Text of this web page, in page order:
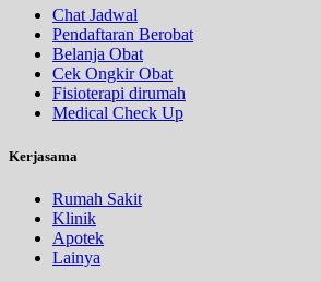
Chat Jadwal
Pendaftaran Berobat
Belanja Obat
Cek Ongkir Obat
Fisioterapi dirumah
Medical Check Up
Kerjasama
Rumah Sakit
Klinik
Apotek
Lainya